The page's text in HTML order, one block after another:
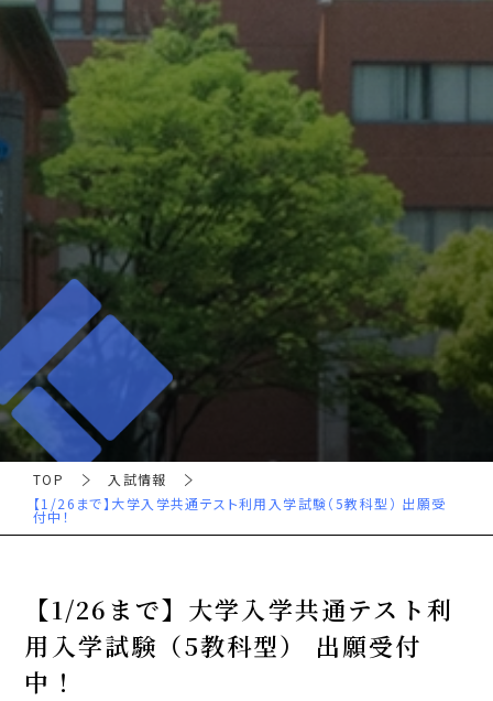
TOP
入試情報
【1/26まで】大学入学共通テスト利用入学試験（5教科型） 出願受
付中！
【1/26まで】大学入学共通テスト利
用入学試験（5教科型） 出願受付
中！